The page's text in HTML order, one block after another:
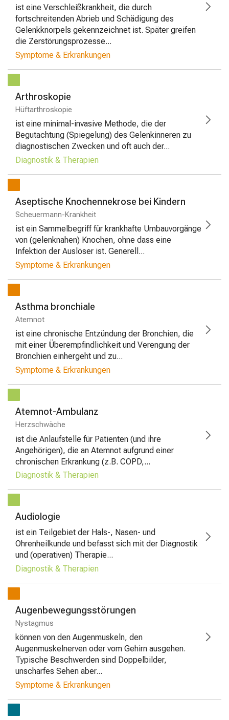
ist eine Verschleißkrankheit, die durch
fortschreitenden Abrieb und Schädigung des
Gelenkknorpels gekennzeichnet ist. Später greifen
die Zerstörungsprozesse...
Symptome & Erkrankungen
Arthroskopie
Hüftarthroskopie
ist eine minimal-invasive Methode, die der
Begutachtung (Spiegelung) des Gelenkinneren zu
diagnostischen Zwecken und oft auch der...
Diagnostik & Therapien
Aseptische Knochennekrose bei Kindern
Scheuermann-Krankheit
ist ein Sammelbegriff für krankhafte Umbauvorgänge
von (gelenknahen) Knochen, ohne dass eine
Infektion der Auslöser ist. Generell...
Symptome & Erkrankungen
Asthma bronchiale
Atemnot
ist eine chronische Entzündung der Bronchien, die
mit einer Überempfindlichkeit und Verengung der
Bronchien einhergeht und zu...
Symptome & Erkrankungen
Atemnot-Ambulanz
Herzschwäche
ist die Anlaufstelle für Patienten (und ihre
Angehörigen), die an Atemnot aufgrund einer
chronischen Erkrankung (z.B. COPD,...
Diagnostik & Therapien
Audiologie
ist ein Teilgebiet der Hals-, Nasen- und
Ohrenheilkunde und befasst sich mit der Diagnostik
und (operativen) Therapie...
Diagnostik & Therapien
Augenbewegungsstörungen
Nystagmus
können von den Augenmuskeln, den
Augenmuskelnerven oder vom Gehirn ausgehen.
Typische Beschwerden sind Doppelbilder,
unscharfes Sehen aber...
Symptome & Erkrankungen